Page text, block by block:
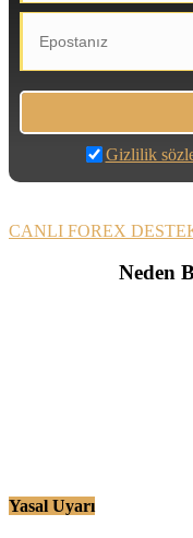
Gizlilik
CANLI FOREX
Neden
Yasal Uyarı